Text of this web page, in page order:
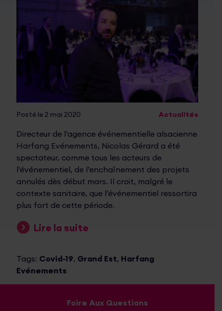
Posté le 2 mai 2020 Actualités
Directeur de l’agence événementielle alsacienne
Harfang Evénements, Nicolas Gérard a été
spectateur, comme tous les acteurs de
l’événementiel, de l’enchaînement des projets
annulés dès début mars. Il croit, malgré le
contexte sanitaire, que l’événementiel ressortira
plus fort de cette période.
Lire la suite
Tags: Covid-19, Grand Est, Harfang
Evénements
Foire Aux Questions